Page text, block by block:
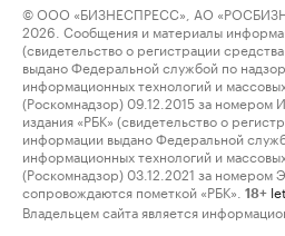
© ООО «БИЗНЕСПРЕСС», АО
2026. Сообщения и материалы
(свидетельство о регистрации
выдано Федеральной службой по
информационных технологий и
(Роскомнадзор) 09.12.2015 за
издания «РБК» (свидетельство о
информации выдано Федеральной
информационных технологий и
(Роскомнадзор) 03.12.2021 за
сопровождаются пометкой «РБК».
18+
Владельцем сайта является